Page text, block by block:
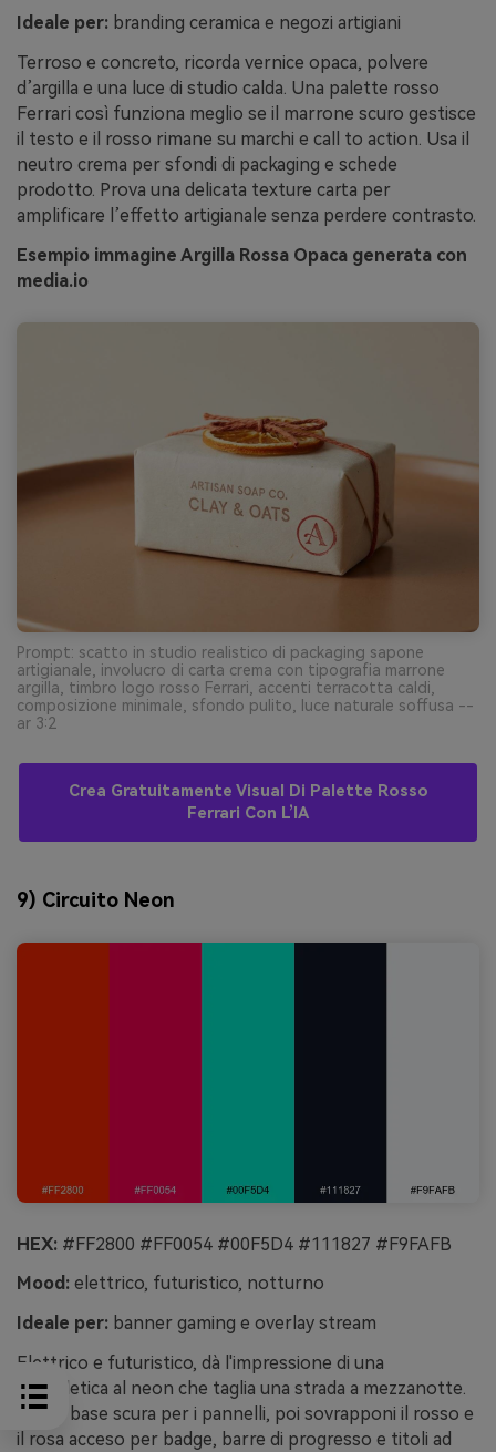
Ideale per: branding ceramica e negozi artigiani
Terroso e concreto, ricorda vernice opaca, polvere
d’argilla e una luce di studio calda. Una palette rosso
Ferrari così funziona meglio se il marrone scuro gestisce
il testo e il rosso rimane su marchi e call to action. Usa il
neutro crema per sfondi di packaging e schede
prodotto. Prova una delicata texture carta per
amplificare l’effetto artigianale senza perdere contrasto.
Esempio immagine Argilla Rossa Opaca generata con
media.io
Prompt: scatto in studio realistico di packaging sapone
artigianale, involucro di carta crema con tipografia marrone
argilla, timbro logo rosso Ferrari, accenti terracotta caldi,
composizione minimale, sfondo pulito, luce naturale soffusa --
ar 3:2
Crea Gratuitamente Visual Di Palette Rosso
Ferrari Con L’IA
9) Circuito Neon
HEX: #FF2800 #FF0054 #00F5D4 #111827 #F9FAFB
Mood: elettrico, futuristico, notturno
Ideale per: banner gaming e overlay stream
Elettrico e futuristico, dà l'impressione di una
segnaletica al neon che taglia una strada a mezzanotte.
Usa la base scura per i pannelli, poi sovrapponi il rosso e
il rosa acceso per badge, barre di progresso e titoli ad